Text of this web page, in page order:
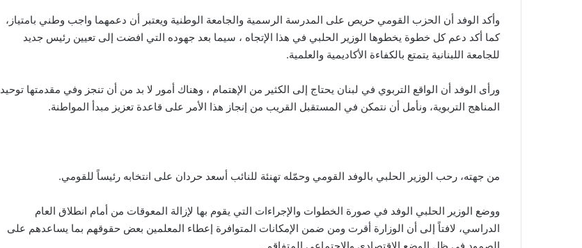
وأكد الوفد أن الحزب القومي حريص على المدرسة الرسمية والجامعة الوطنية ويعتبر أن دعمهما واجب وطني بامتياز،
كما أكد دعم كل خطوة يخطوها الوزير الحلبي في هذا الإتجاه ، سيما بعد جهوده التي افضت إلى تعيين رئيس جديد
للجامعة اللبنانية يتمتع بالكفاءة الأكاديمية والعلمية.
ورأى الوفد أن الواقع التربوي في لبنان يحتاج إلى الكثير من الإهتمام ، وهناك أمور لا بد من أن تنجز وفي مقدمتها توحيد
المناهج التربوية، ونأمل أن نتمكن في المستقبل القريب من إنجاز هذا الأمر على قاعدة تعزيز مبدأ المواطنة.
من جهته، رحب الوزير الحلبي بالوفد القومي وحمّله تهنئة للنائب أسعد حردان على انتخابه رئيساً للقومي.
ووضع الوزير الحلبي الوفد في صورة الخطوات والإجراءات التي يقوم بها لإزالة المعوقات من أمام انطلاق العام
الدراسي، لافتاً إلى أن الوزارة أقرت ومن ضمن الإمكانات المتوافرة إعطاء المعلمين بعض حقوقهم بما يساعدهم على